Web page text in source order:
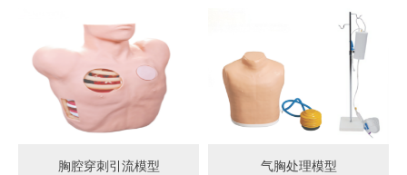
胸腔穿刺引流模型 气胸处理模型